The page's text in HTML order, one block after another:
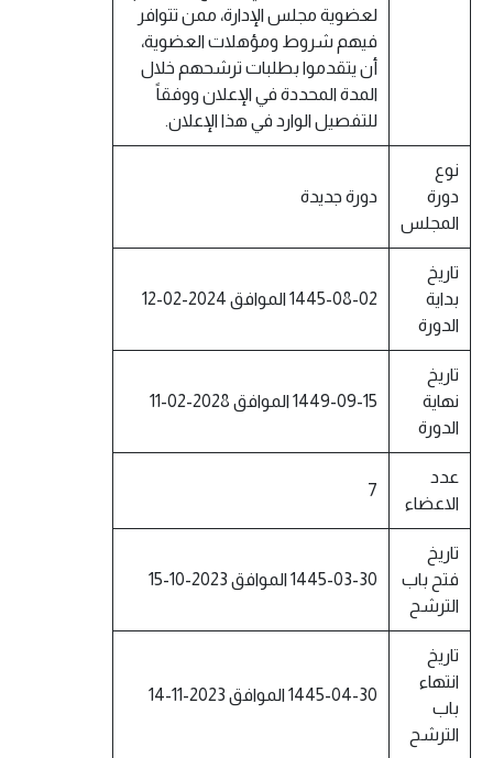
لعضوية مجلس الإدارة، ممن تتوافر
فيهم شروط ومؤهلات العضوية،
أن يتقدموا بطلبات ترشحهم خلال
المدة المحددة في الإعلان ووفقاً
للتفصيل الوارد في هذا الإعلان.
نوع
دورة
المجلس
دورة جديدة
تاريخ
بداية
الدورة
1445-08-02 الموافق 2024-02-12
تاريخ
نهاية
الدورة
1449-09-15 الموافق 2028-02-11
عدد
الاعضاء
7
تاريخ
فتح باب
الترشح
1445-03-30 الموافق 2023-10-15
تاريخ
انتهاء
باب
الترشح
1445-04-30 الموافق 2023-11-14